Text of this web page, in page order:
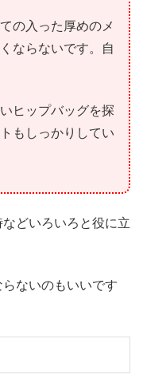
の入った厚めのメ
ならないです。自
ヒップバッグを探
もしっかりしてい
どいろいろと役に立
ないのもいいです